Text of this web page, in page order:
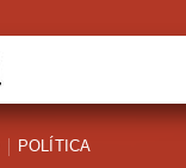
POLÍTICA